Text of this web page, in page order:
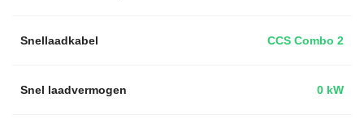
Snellaadkabel CCS Combo 2
Snel laadvermogen 0 kW